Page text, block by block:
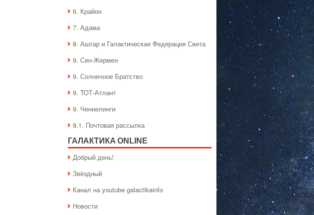
6. Крайон
7. Адама
8. Аштар и Галактическая Федерация Света
9. Сен-Жермен
9. Солнечное Братство
9. ТОТ-Атлант
9. Ченнелинги
9.1. Почтовая рассылка
ГАЛАКТИКA ONLINE
Добрый день!
Звёздный
Канал на youtube galactikainfo
Новости